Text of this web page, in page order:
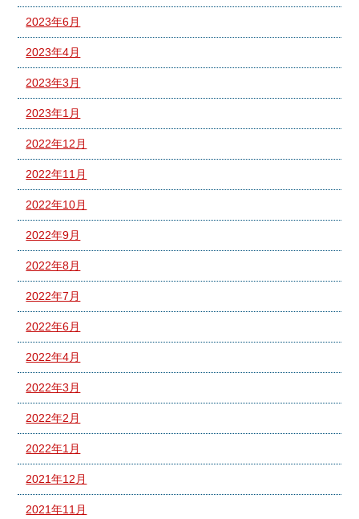
2023年6月
2023年4月
2023年3月
2023年1月
2022年12月
2022年11月
2022年10月
2022年9月
2022年8月
2022年7月
2022年6月
2022年4月
2022年3月
2022年2月
2022年1月
2021年12月
2021年11月